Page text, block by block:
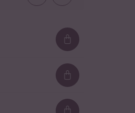
Loading...
Loading...